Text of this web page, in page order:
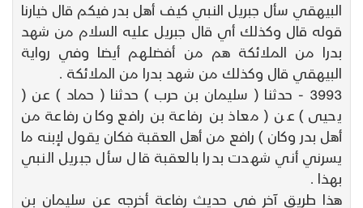
البيهقي سأل جبريل النبي كيف أهل بدر فيكم قال خيارنا
قوله قال وكذلك أي قال جبريل عليه السلام من شهد
بدرا من الملائكة هم من أفضلهم أيضا وفي رواية
البيهقي قال وكذلك من شهد بدرا من الملائكة .
3993 - حدثنا ( سليمان بن حرب ) حدثنا ( حماد ) عن (
يحيى ) عن ( معاذ بن رفاعة بن رافع وكان رفاعة من
أهل بدر وكان ) رافع من أهل العقبة فكان يقول لإبنه ما
يسرني أني شهدت بدرا بالعقبة قال سأل جبريل النبي
بهذا .
هذا طريق آخر في حديث رفاعة أخرجه عن سليمان بن